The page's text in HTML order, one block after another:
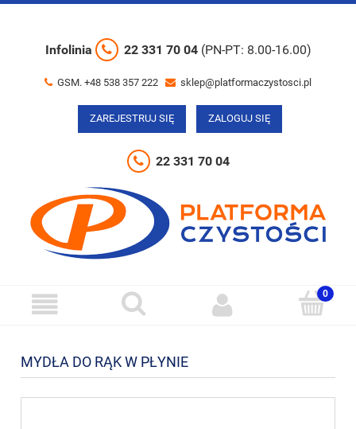
Infolinia 22 331 70 04 (PN-PT: 8.00-16.00)
GSM. +48 538 357 222 sklep@platformaczystosci.pl
ZAREJESTRUJ SIĘ ZALOGUJ SIĘ
22 331 70 04
MYDŁA DO RĄK W PŁYNIE